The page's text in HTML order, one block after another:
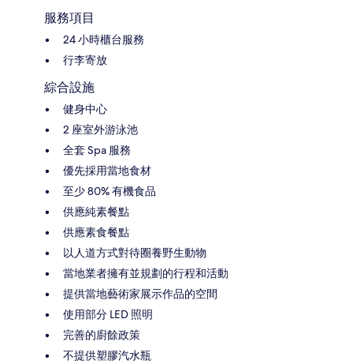
服務項目
24 小時櫃台服務
行李寄放
綜合設施
健身中心
2 座室外游泳池
全套 Spa 服務
優先採用當地食材
至少 80% 有機食品
供應純素餐點
供應素食餐點
以人道方式對待圈養野生動物
當地業者擁有並規劃的行程和活動
提供當地藝術家展示作品的空間
使用部分 LED 照明
完善的廚餘政策
不提供塑膠汽水瓶